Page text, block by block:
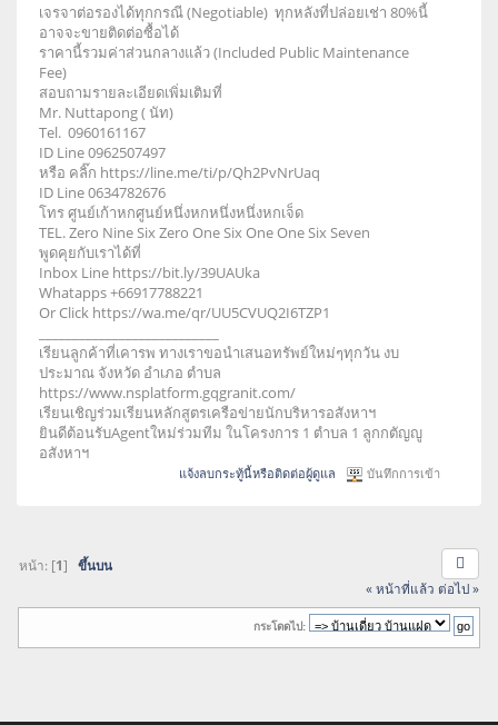
เจรจาต่อรองได้ทุกกรณี (Negotiable) ทุกหลังที่ปล่อยเช่า 80%นี้
อาจจะขายติดต่อซื้อได้
ราคานี้รวมค่าส่วนกลางแล้ว (Included Public Maintenance
Fee)
สอบถามรายละเอียดเพิ่มเติมที่
Mr. Nuttapong ( นัท)
Tel. 0960161167
ID Line 0962507497
หรือ คลิ๊ก https://line.me/ti/p/Qh2PvNrUaq
ID Line 0634782676
โทร ศูนย์เก้าหกศูนย์หนึ่งหกหนึ่งหนึ่งหกเจ็ด
TEL. Zero Nine Six Zero One Six One One Six Seven
พูดคุยกับเราได้ที่
Inbox Line https://bit.ly/39UAUka
Whatapps +66917788221
Or Click https://wa.me/qr/UU5CVUQ2I6TZP1
เรียนลูกค้าที่เคารพ ทางเราขอนำเสนอทรัพย์ใหม่ๆทุกวัน งบ
ประมาณ จังหวัด อำเภอ ตำบล
https://www.nsplatform.gqgranit.com/
เรียนเชิญร่วมเรียนหลักสูตรเครือข่ายนักบริหารอสังหาฯ
ยินดีต้อนรับAgentใหม่ร่วมทีม ในโครงการ 1 ตำบล 1 ลูกกตัญญู
อสังหาฯ
แจ้งลบกระทู้นี้หรือติดต่อผู้ดูแล บันทึกการเข้า
หน้า: [1]ขึ้นบน
« หน้าที่แล้ว ต่อไป »
กระโดดไป: